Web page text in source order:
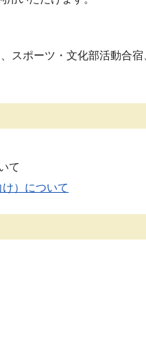
スポーツ・文化部活動合
て
）について